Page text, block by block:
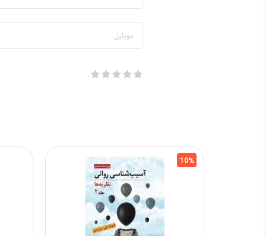
10%